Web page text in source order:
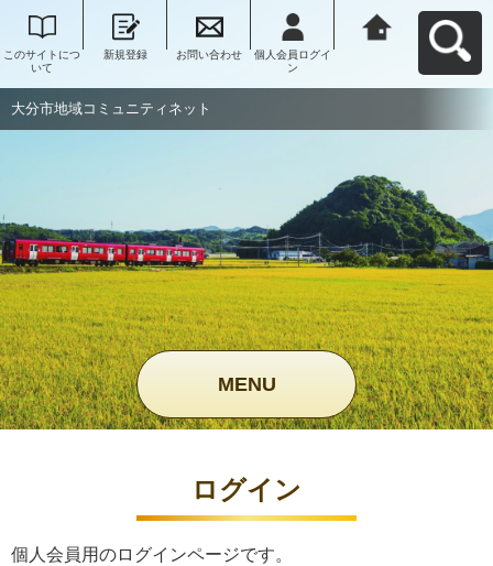
このサイトにつ
いて
新規登録 お問い合わせ
個人会員ログイ
ン
大分市地域コミュニティネット
MENU
ログイン
個人会員用のログインページです。